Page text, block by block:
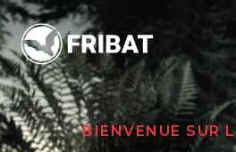
BIENVENUE SUR